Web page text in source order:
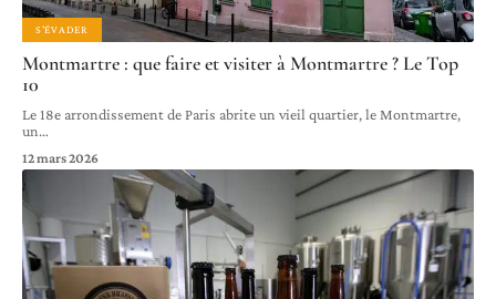
S'ÉVADER
Montmartre : que faire et visiter à Montmartre ? Le Top
10
Le 18e arrondissement de Paris abrite un vieil quartier, le Montmartre,
un…
12 mars 2026